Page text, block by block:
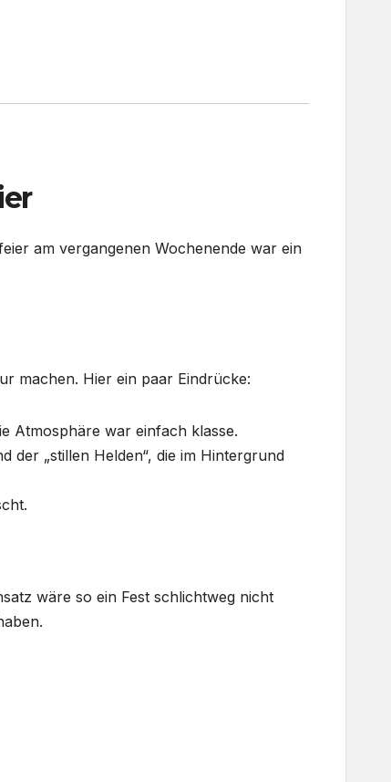
am vergangenen Wochenende war ein
machen. Hier ein paar Eindrücke:
Atmosphäre war einfach klasse.
der „stillen Helden“, die im Hintergrund
wäre so ein Fest schlichtweg nicht